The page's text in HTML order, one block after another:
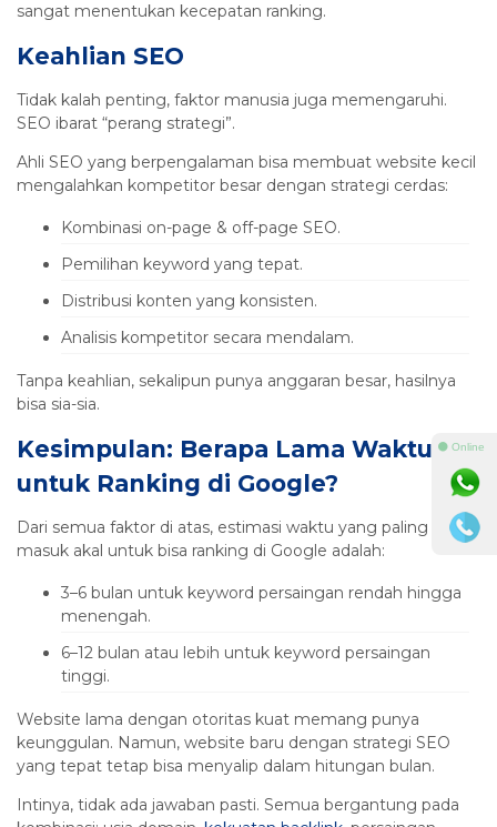
sangat menentukan kecepatan ranking.
Keahlian SEO
Tidak kalah penting, faktor manusia juga memengaruhi.
SEO ibarat “perang strategi”.
Ahli SEO yang berpengalaman bisa membuat website kecil
mengalahkan kompetitor besar dengan strategi cerdas:
Kombinasi on-page & off-page SEO.
Pemilihan keyword yang tepat.
Distribusi konten yang konsisten.
Analisis kompetitor secara mendalam.
Tanpa keahlian, sekalipun punya anggaran besar, hasilnya
bisa sia-sia.
Kesimpulan: Berapa Lama Waktu
untuk Ranking di Google?
Dari semua faktor di atas, estimasi waktu yang paling
masuk akal untuk bisa ranking di Google adalah:
3–6 bulan untuk keyword persaingan rendah hingga
menengah.
6–12 bulan atau lebih untuk keyword persaingan
tinggi.
Website lama dengan otoritas kuat memang punya
keunggulan. Namun, website baru dengan strategi SEO
yang tepat tetap bisa menyalip dalam hitungan bulan.
Intinya, tidak ada jawaban pasti. Semua bergantung pada
⚫ Online